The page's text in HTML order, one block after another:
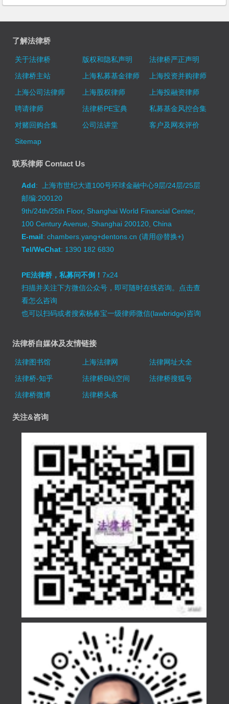
了解法律桥
关于法律桥 版权和隐私声明
法律桥严正声明
法律桥主站
上海私募基金律师
上海投资并购律师
上海公司法律师
上海股权律师
上海投融资律师
聘请律师
法律桥PE宝典
私募基金风控合集
对赌回购合集
公司法讲堂
客户及网友评价
Sitemap
联系律师 Contact Us
Add: 上海市世纪大道100号环球金融中心9层/24层/25层
邮编:200120
9th/24th/25th Floor, Shanghai World Financial Center,
100 Century Avenue, Shanghai 200120, China
E-mail: chambers.yang+dentons.cn (请用@替换+)
Tel/WeChat: 1390 182 6830
PE法律桥，私募问不倒！7x24
扫描并关注下方微信公众号，即可随时在线咨询。 点击查
看怎么咨询
也可以扫码或者搜索杨春宝一级律师微信(lawbridge)咨询
法律桥自媒体及友情链接
法律图书馆 上海法律网
法律网址大全
法律桥-知乎
法律桥B站空间
法律桥搜狐号
法律桥微博
法律桥头条
关注&咨询